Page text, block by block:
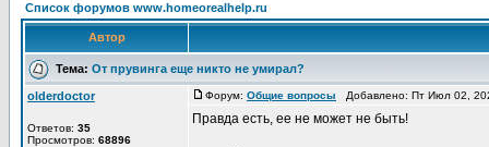
Список форумов www.homeorealhelp.ru
Автор
Тема: От прувинга еще никто не умирал?
olderdoctor
Ответов: 35
Просмотров: 68896
Форум: Общие вопросы Добавлено: Пт Июл 02,
Правда есть, ее не может не быть!